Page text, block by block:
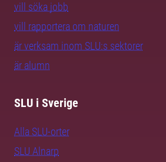
vill söka jobb
vill rapportera om naturen
är verksam inom SLU:s sektorer
är alumn
SLU i Sverige
Alla SLU-orter
SLU Alnarp